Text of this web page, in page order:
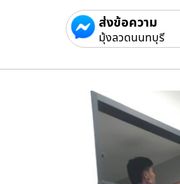
ส่งข้อความ
มุ้งลวดนนทบุรี